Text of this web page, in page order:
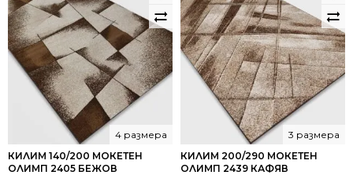
КИЛИМ 140/200 МОКЕТЕН
ОЛИМП 2405 БЕЖОВ
4 размера
КИЛИМ 200/290 МОКЕТЕН
ОЛИМП 2439 КАФЯВ
3 размера